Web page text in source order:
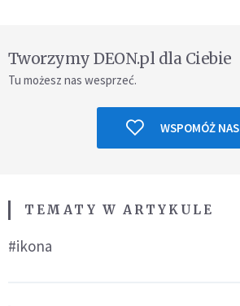
Tworzymy DEON.pl dla Ciebie
Tu możesz nas wesprzeć.
WSPOMÓŻ NAS
TEMATY W ARTYKULE
#ikona